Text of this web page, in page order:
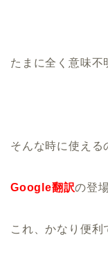
たまに全く意味不
そんな時に使える
Google翻訳の登
これ、かなり便利